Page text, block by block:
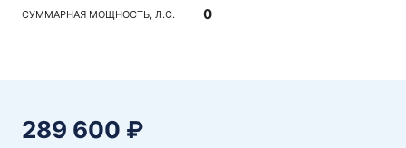
СУММАРНАЯ МОЩНОСТЬ, Л.С. 0
289 600 ₽